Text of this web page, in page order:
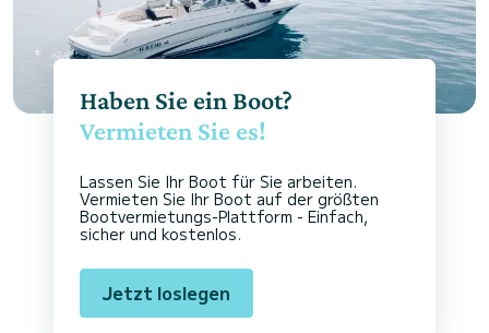
Haben Sie ein Boot?
Vermieten Sie es!
Lassen Sie Ihr Boot für Sie arbeiten.
Vermieten Sie Ihr Boot auf der größten
Bootvermietungs-Plattform - Einfach,
sicher und kostenlos.
Jetzt loslegen